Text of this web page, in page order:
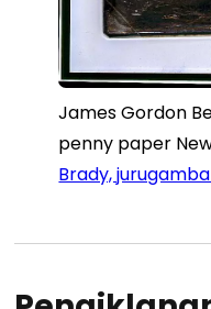
James Gordon
penny paper
Brady,